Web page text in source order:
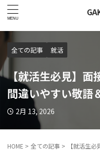
全ての記事 就活
【就活生必見】面
間違いやすい敬語
2月 13, 2026
HOME > 全ての記事 >
【就活生